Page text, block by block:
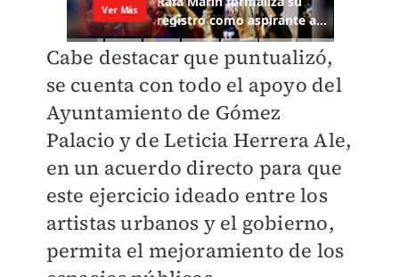
Cabe destacar que puntualizó,
se cuenta con todo el apoyo del
Ayuntamiento de Gómez
Palacio y de Leticia Herrera Ale,
en un acuerdo directo para que
este ejercicio ideado entre los
artistas urbanos y el gobierno,
permita el mejoramiento de los